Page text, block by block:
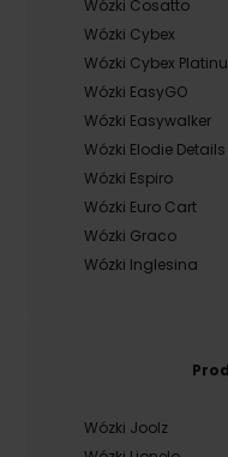
Wózki Cosatto
Wózki Cybex
Wózki Cybex
Wózki EasyGO
Wózki Easywalker
Wózki Elodie Details
Wózki Espiro
Wózki Euro Cart
Wózki Graco
Wózki Inglesina
Wózki Joolz